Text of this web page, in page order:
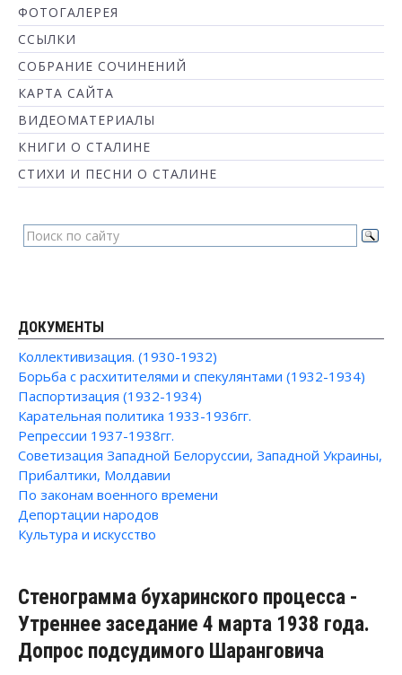
ФОТОГАЛЕРЕЯ
ССЫЛКИ
СОБРАНИЕ СОЧИНЕНИЙ
КАРТА САЙТА
ВИДЕОМАТЕРИАЛЫ
КНИГИ О СТАЛИНЕ
СТИХИ И ПЕСНИ О СТАЛИНЕ
ДОКУМЕНТЫ
Коллективизация. (1930-1932)
Борьба с расхитителями и спекулянтами (1932-1934)
Паспортизация (1932-1934)
Карательная политика 1933-1936гг.
Репрессии 1937-1938гг.
Советизация Западной Белоруссии, Западной Украины,
Прибалтики, Молдавии
По законам военного времени
Депортации народов
Культура и искусство
Стенограмма бухаринского процесса -
Утреннее заседание 4 марта 1938 года.
Допрос подсудимого Шаранговича